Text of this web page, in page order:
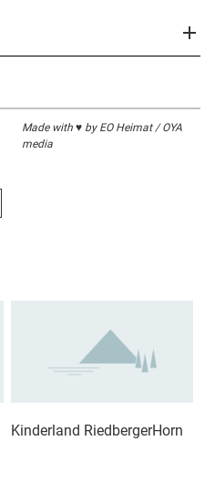
Made with ♥ by EO Heimat / OYA
media
Kinderland RiedbergerHorn